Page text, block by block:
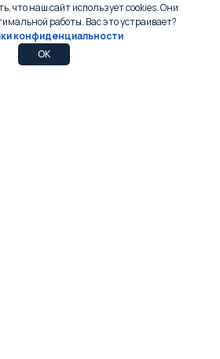
что наш сайт использует cookies. Они
работы. Вас это устраивает?
конфиденциальности
OK